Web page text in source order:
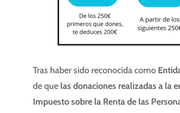
Tras haber sido reconocida como
de que las donaciones realizadas a la
Impuesto sobre la Renta de las